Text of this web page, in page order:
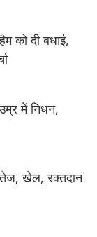
को दी बधाई,
उम्र में निधन,
तेज, खेल, रक्तदान